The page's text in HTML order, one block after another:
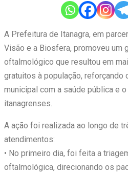
A Prefeitura de Itanagra, em
Visão e a Biosfera, promoveu um
oftalmológico que resultou em
gratuitos à população,
municipal com a saúde pública e
itanagrenses.
A ação foi realizada ao longo de
atendimentos:
• No primeiro dia, foi feita a
oftalmológica, direcionando os